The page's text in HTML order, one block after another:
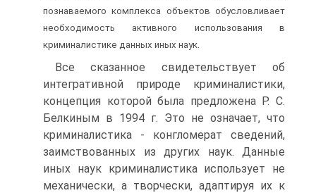
познаваемого комплекса объектов обусловливает
необходимость активного использования в
криминалистике данных иных наук.
Все сказанное свидетельствует об
интегративной природе криминалистики,
концепция которой была предложена Р. С.
Белкиным в 1994 г. Это не означает, что
криминалистика - конгломерат сведений,
заимствованных из других наук. Данные
иных наук криминалистика использует не
механически, а творчески, адаптируя их к